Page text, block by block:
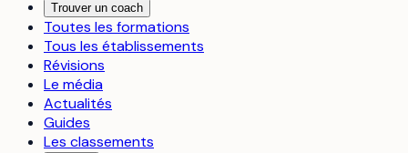
Trouver un coach
Toutes les formations
Tous les établissements
Révisions
Le média
Actualités
Guides
Les classements